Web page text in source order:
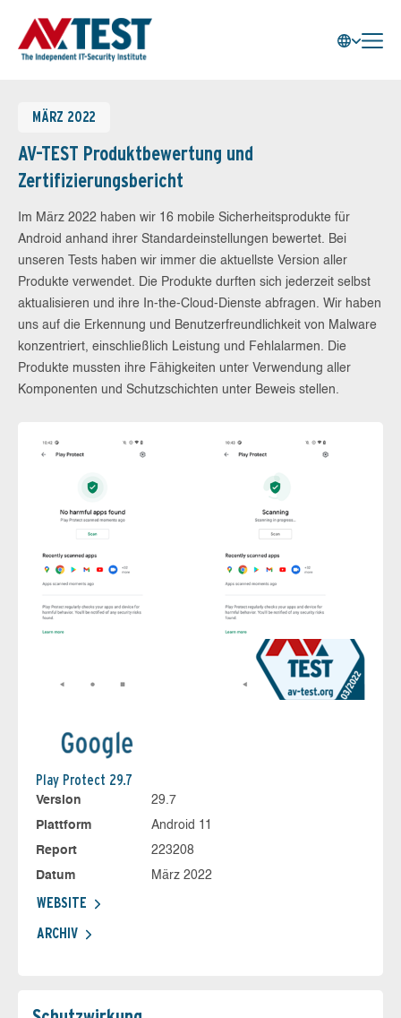
MÄRZ 2022
AV-TEST Produktbewertung und
Zertifizierungsbericht
Im März 2022 haben wir 16 mobile Sicherheitsprodukte für
Android anhand ihrer Standardeinstellungen bewertet. Bei
unseren Tests haben wir immer die aktuellste Version aller
Produkte verwendet. Die Produkte durften sich jederzeit selbst
aktualisieren und ihre In-the-Cloud-Dienste abfragen. Wir haben
uns auf die Erkennung und Benutzerfreundlichkeit von Malware
konzentriert, einschließlich Leistung und Fehlalarmen. Die
Produkte mussten ihre Fähigkeiten unter Verwendung aller
Komponenten und Schutzschichten unter Beweis stellen.
Play Protect 29.7
Version
29.7
Plattform
Android 11
Report
223208
Datum
März 2022
WEBSITE
ARCHIV